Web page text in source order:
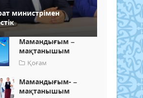
министрімен
Мамандығым –
мақтанышым
Қоғам
Мамандығым- –
мақтанышым